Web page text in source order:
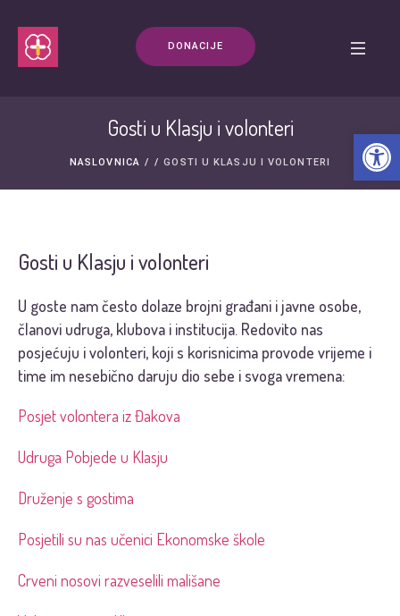
DONACIJE
Gosti u Klasju i volonteri
NASLOVNICA / / GOSTI U KLASJU I VOLONTERI
Gosti u Klasju i volonteri
U goste nam često dolaze brojni građani i javne osobe,
članovi udruga, klubova i institucija. Redovito nas
posjećuju i volonteri, koji s korisnicima provode vrijeme i
time im nesebično daruju dio sebe i svoga vremena:
Posjet volontera iz Đakova
Udruga Pobjede u Klasju
Druženje s gostima
Posjetili su nas učenici Ekonomske škole
Crveni nosovi razveselili mališane